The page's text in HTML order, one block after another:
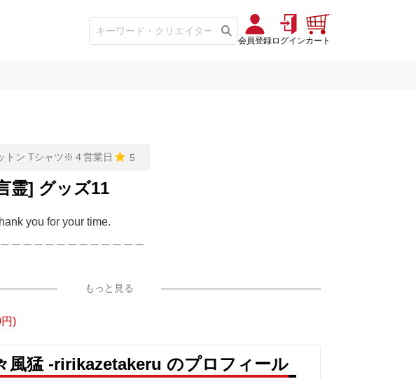
会員登録ログインカート
トン Tシャツ※４営業日 5
霊] グッズ11
you for your time.
凛々風 猛 -リリカゼタケル
d/ipdf8cX
d/1nwVIb6
作品版]
もっと見る
)
風猛 -ririkazetakeru のプロフィール